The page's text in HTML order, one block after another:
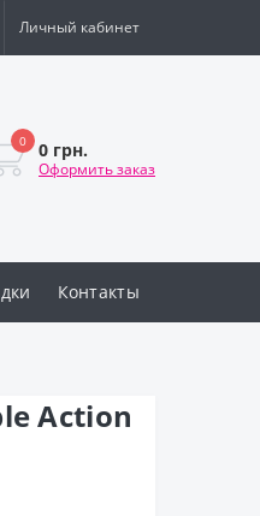
Личный кабинет
0 0 грн.
Оформить заказ
Контакты
Action